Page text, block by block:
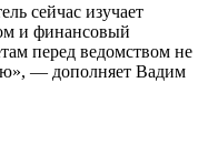
сейчас изучает
и финансовый
перед ведомством не
— дополняет Вадим